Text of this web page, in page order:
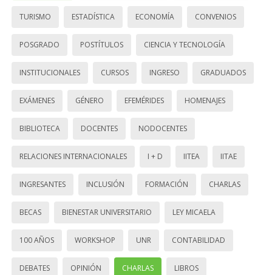
TURISMO ESTADÍSTICA ECONOMÍA CONVENIOS
POSGRADO POSTÍTULOS CIENCIA Y TECNOLOGÍA
INSTITUCIONALES CURSOS INGRESO GRADUADOS
EXÁMENES GÉNERO EFEMÉRIDES HOMENAJES
BIBLIOTECA DOCENTES NODOCENTES
RELACIONES INTERNACIONALES I + D IITEA IITAE
INGRESANTES INCLUSIÓN FORMACIÓN CHARLAS
BECAS BIENESTAR UNIVERSITARIO LEY MICAELA
100 AÑOS WORKSHOP UNR CONTABILIDAD
DEBATES OPINIÓN CHARLAS LIBROS